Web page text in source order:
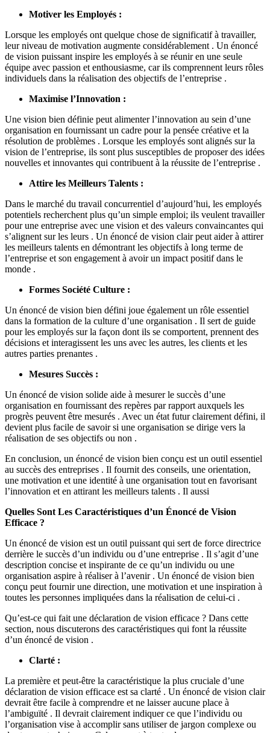
Motiver les Employés :
Lorsque les employés ont quelque chose de significatif à travailler,
leur niveau de motivation augmente considérablement . Un énoncé
de vision puissant inspire les employés à se réunir en une seule
équipe avec passion et enthousiasme, car ils comprennent leurs rôles
individuels dans la réalisation des objectifs de l’entreprise .
Maximise l’Innovation :
Une vision bien définie peut alimenter l’innovation au sein d’une
organisation en fournissant un cadre pour la pensée créative et la
résolution de problèmes . Lorsque les employés sont alignés sur la
vision de l’entreprise, ils sont plus susceptibles de proposer des idées
nouvelles et innovantes qui contribuent à la réussite de l’entreprise .
Attire les Meilleurs Talents :
Dans le marché du travail concurrentiel d’aujourd’hui, les employés
potentiels recherchent plus qu’un simple emploi; ils veulent travailler
pour une entreprise avec une vision et des valeurs convaincantes qui
s’alignent sur les leurs . Un énoncé de vision clair peut aider à attirer
les meilleurs talents en démontrant les objectifs à long terme de
l’entreprise et son engagement à avoir un impact positif dans le
monde .
Formes Société Culture :
Un énoncé de vision bien défini joue également un rôle essentiel
dans la formation de la culture d’une organisation . Il sert de guide
pour les employés sur la façon dont ils se comportent, prennent des
décisions et interagissent les uns avec les autres, les clients et les
autres parties prenantes .
Mesures Succès :
Un énoncé de vision solide aide à mesurer le succès d’une
organisation en fournissant des repères par rapport auxquels les
progrès peuvent être mesurés . Avec un état futur clairement défini, il
devient plus facile de savoir si une organisation se dirige vers la
réalisation de ses objectifs ou non .
En conclusion, un énoncé de vision bien conçu est un outil essentiel
au succès des entreprises . Il fournit des conseils, une orientation,
une motivation et une identité à une organisation tout en favorisant
l’innovation et en attirant les meilleurs talents . Il aussi
Quelles Sont Les Caractéristiques d’un Énoncé de Vision
Efficace ?
Un énoncé de vision est un outil puissant qui sert de force directrice
derrière le succès d’un individu ou d’une entreprise . Il s’agit d’une
description concise et inspirante de ce qu’un individu ou une
organisation aspire à réaliser à l’avenir . Un énoncé de vision bien
conçu peut fournir une direction, une motivation et une inspiration à
toutes les personnes impliquées dans la réalisation de celui-ci .
Qu’est-ce qui fait une déclaration de vision efficace ? Dans cette
section, nous discuterons des caractéristiques qui font la réussite
d’un énoncé de vision .
Clarté :
La première et peut-être la caractéristique la plus cruciale d’une
déclaration de vision efficace est sa clarté . Un énoncé de vision clair
devrait être facile à comprendre et ne laisser aucune place à
l’ambiguïté . Il devrait clairement indiquer ce que l’individu ou
l’organisation vise à accomplir sans utiliser de jargon complexe ou